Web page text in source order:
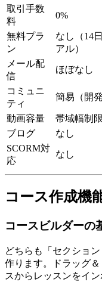
取引手数
料
0%
無料プラ
ン
なし（14
アル）
メール配
信
ほぼなし
コミュニ
ティ
簡易（開
動画容量 帯域幅制
ブログ
なし
SCORM対
応
なし
コース作成機
コースビルダーの
どちらも「セクショ
作ります。ドラッグ
スからレッスンをイ